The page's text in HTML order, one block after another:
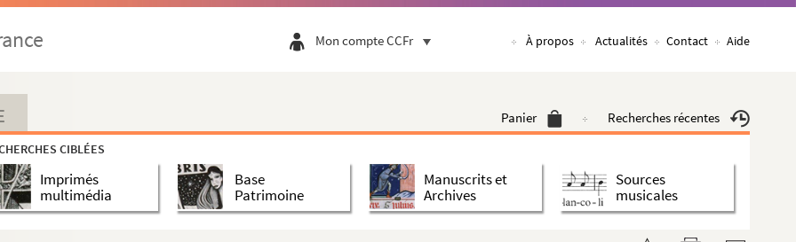
Mon compte CCFr À propos Actualités Contact Aide
Panier Recherches récentes
CIBLÉES
Imprimés
multimédia
Base
Patrimoine
Manuscrits et
Archives
Sources
musicales
médecine.
à Monsieur Turcas à Montauban, Paris, 27 déce...
et Evangiles de toute l'année. Par Mons...
Dieu Madame de Recouvrance fondée aux Carmes...